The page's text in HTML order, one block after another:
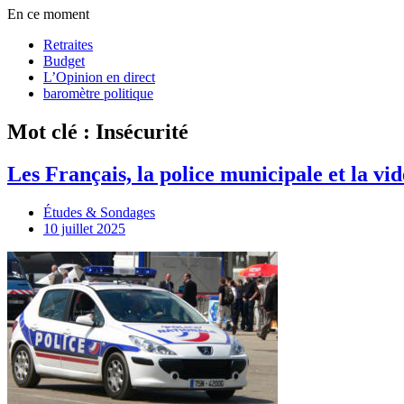
En ce moment
Retraites
Budget
L’Opinion en direct
baromètre politique
Mot clé : Insécurité
Les Français, la police municipale et la
Études & Sondages
10 juillet 2025